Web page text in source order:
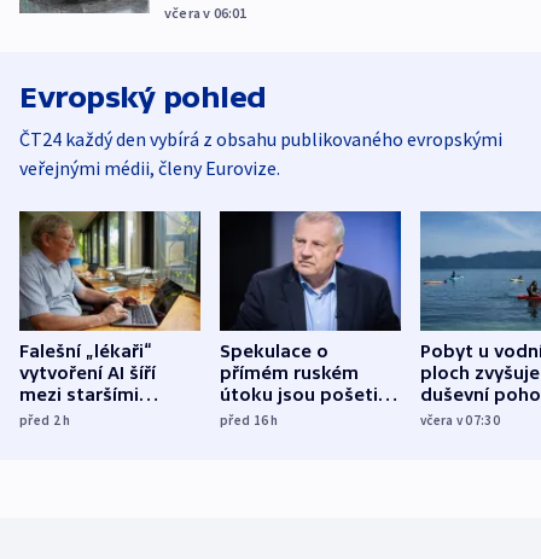
včera v 06:01
Evropský pohled
ČT24 každý den vybírá z obsahu publikovaného evropskými
veřejnými médii, členy Eurovize.
Falešní „lékaři“
vytvoření AI šíří
mezi staršími
Poláky nebezpečné
před 2h
Spekulace o
přímém ruském
útoku jsou pošetilé,
míní estonský
před 16h
Pobyt u
ploch zvyšuje
duševní
ukázala
včera v 07:30